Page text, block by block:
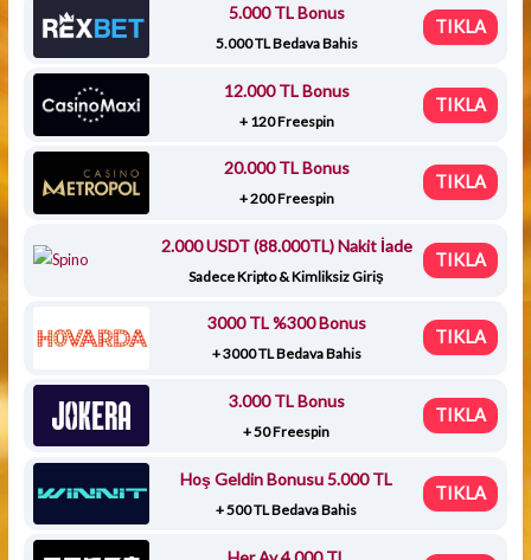
5.000 TL Bonus
5.000 TL Bedava Bahis
TIKLA
12.000 TL Bonus
+ 120 Freespin
TIKLA
20.000 TL Bonus
+ 200 Freespin
TIKLA
2.000 USDT (88.000TL) Nakit İade
Sadece Kripto & Kimliksiz Giriş
TIKLA
3000 TL %300 Bonus
+ 3000 TL Bedava Bahis
TIKLA
3.000 TL Bonus
+ 50 Freespin
TIKLA
Hoş Geldin Bonusu 5.000 TL
+ 500 TL Bedava Bahis
TIKLA